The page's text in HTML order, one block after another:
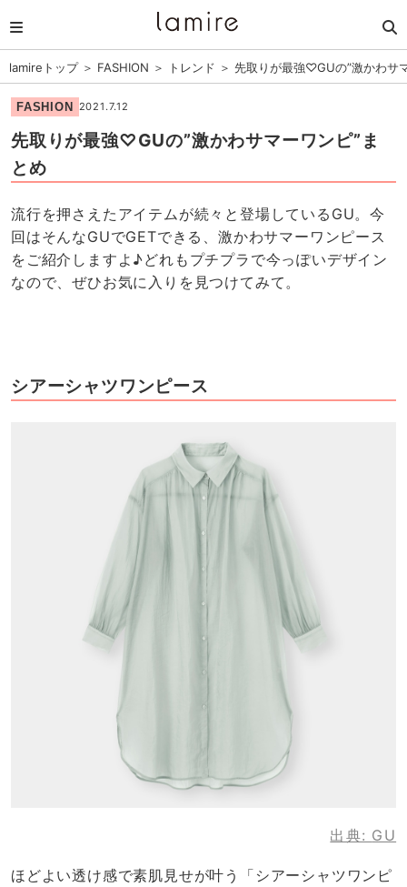
lamireトップ＞ FASHION ＞ トレンド ＞ 先取りが最強♡GUの”激かわサ
FASHION 2021.7.12
先取りが最強♡GUの”激かわサマーワンピ”ま
とめ
流行を押さえたアイテムが続々と登場しているGU。今
回はそんなGUでGETできる、激かわサマーワンピース
をご紹介しますよ♪どれもプチプラで今っぽいデザイン
なので、ぜひお気に入りを見つけてみて。
シアーシャツワンピース
出典: GU
ほどよい透け感で素肌見せが叶う「シアーシャツワンピ